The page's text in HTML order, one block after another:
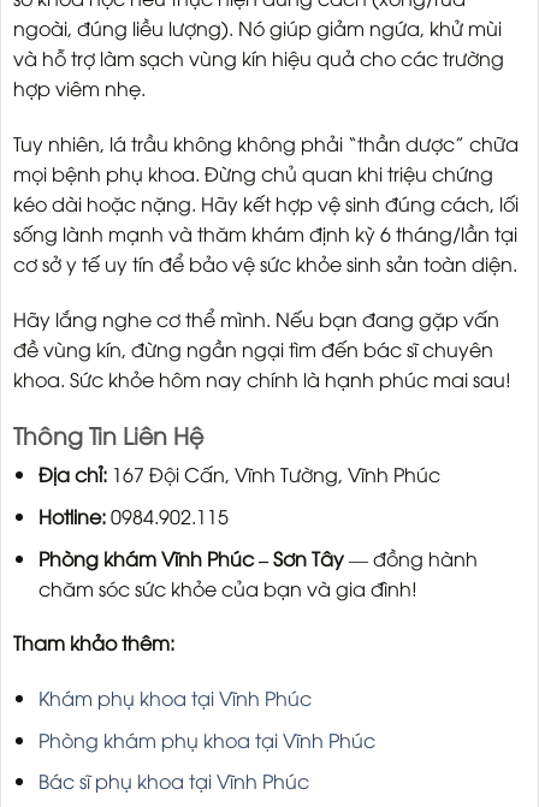
ngoài, đúng liều lượng). Nó giúp giảm ngứa, khử mùi
và hỗ trợ làm sạch vùng kín hiệu quả cho các trường
hợp viêm nhẹ.
Tuy nhiên, lá trầu không không phải “thần dược” chữa
mọi bệnh phụ khoa. Đừng chủ quan khi triệu chứng
kéo dài hoặc nặng. Hãy kết hợp vệ sinh đúng cách, lối
sống lành mạnh và thăm khám định kỳ 6 tháng/lần tại
cơ sở y tế uy tín để bảo vệ sức khỏe sinh sản toàn diện.
Hãy lắng nghe cơ thể mình. Nếu bạn đang gặp vấn
đề vùng kín, đừng ngần ngại tìm đến bác sĩ chuyên
khoa. Sức khỏe hôm nay chính là hạnh phúc mai sau!
Thông Tin Liên Hệ
Địa chỉ:167 Đội Cấn, Vĩnh Tường, Vĩnh Phúc
Hotline:0984.902.115
Phòng khám Vĩnh Phúc – Sơn Tây— đồng hành
chăm sóc sức khỏe của bạn và gia đình!
Tham khảo thêm:
Khám phụ khoa tại Vĩnh Phúc
Phòng khám phụ khoa tại Vĩnh Phúc
Bác sĩ phụ khoa tại Vĩnh Phúc